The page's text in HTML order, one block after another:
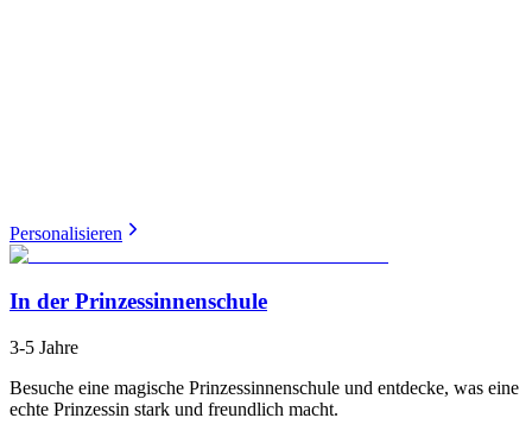
Personalisieren
In der Prinzessinnenschule
3-5 Jahre
Besuche eine magische Prinzessinnenschule und entdecke, was eine
echte Prinzessin stark und freundlich macht.